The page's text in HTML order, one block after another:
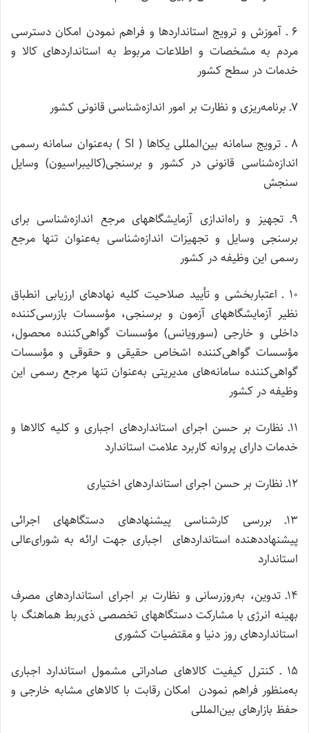
۶ ـ آموزش و ترویج استانداردها و فراهم نمودن امکان دسترسی
مردم به مشخصات و اطلاعات مربوط به استانداردهای کالا و
خدمات در سطح کشور
۷ـ برنامه‌ریزی و نظارت بر امور اندازه‌شناسی قانونی کشور
۸ ـ ترویج سامانه بین‌المللی یکاها ( SI ) به‌عنوان سامانه رسمی
اندازه‌شناسی قانونی در کشور و برسنجی(کالیبراسیون) وسایل
سنجش
۹ـ تجهیز و راه‌اندازی آزمایشگاههای مرجع اندازه‌شناسی برای
برسنجی وسایل و تجهیزات اندازه‌شناسی به‌عنوان تنها مرجع
رسمی این وظیفه در کشور
۱۰ ـ اعتباربخشی و تأیید صلاحیت کلیه نهادهای ارزیابی انطباق
نظیر آزمایشگاههای آزمون و برسنجی، مؤسسات بازرسی‌کننده
داخلی و خارجی (سورویانس) مؤسسات گواهی‌کننده محصول،
مؤسسات گواهی‌کننده اشخاص حقیقی و حقوقی و مؤسسات
گواهی‌کننده سامانه‌های مدیریتی به‌عنوان تنها مرجع رسمی این
وظیفه در کشور
۱۱ـ نظارت بر حسن اجرای استانداردهای اجباری و کلیه کالاها و
خدمات دارای پروانه کاربرد علامت استاندارد
۱۲ـ نظارت بر حسن اجرای استانداردهای اختیاری
۱۳ـ بررسی کارشناسی پیشنهادهای دستگاههای اجرائی
پیشنهاددهنده استانداردهای اجباری جهت ارائه به شورای‌عالی
استاندارد
۱۴ـ تدوین، به‌روزرسانی و نظارت بر اجرای استانداردهای مصرف
بهینه انرژی با مشارکت دستگاههای تخصصی ذی‌ربط هماهنگ با
استانداردهای روز دنیا و مقتضیات کشوری
۱۵ ـ کنترل کیفیت کالاهای صادراتی مشمول استاندارد اجباری
به‌منظور فراهم نمودن امکان رقابت با کالاهای مشابه خارجی و
حفظ بازارهای بین‌المللی